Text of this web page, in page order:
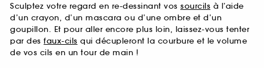
Sculptez votre regard en re-dessinant vos sourcils à l’aide
d’un crayon, d’un mascara ou d’une ombre et d’un
goupillon. Et pour aller encore plus loin, laissez-vous tenter
par des faux-cils qui décupleront la courbure et le volume
de vos cils en un tour de main !